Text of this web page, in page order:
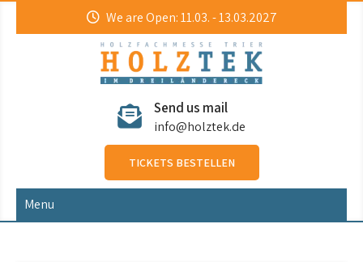
We are Open: 11.03. - 13.03.2027
HolzTek Send us mail
info@holztek.de
TICKETS BESTELLEN
Menu